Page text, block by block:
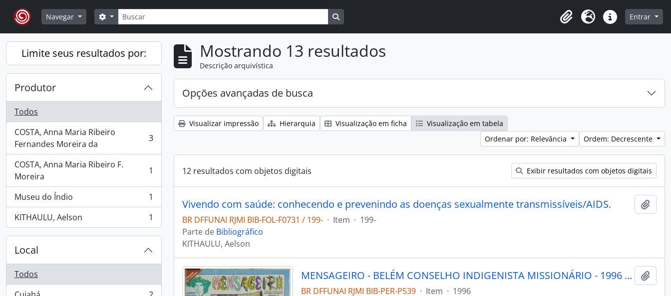
Skip to main content
Navegar
Buscar
Opções de busca
Área de Transferência
Idioma Atalhos Entrar
Limite seus resultados por:
Produtor
Todos
COSTA, Anna Maria Ribeiro
Fernandes Moreira da
, 3 resultados 3
COSTA, Anna Maria Ribeiro F.
Moreira
, 1 resultados 1
Museu do Índio
, 1 resultados
1
KITHAULU, Aelson
, 1 resultados 1
Local
Todos
Mostrando 13 resultados
Descrição arquivística
Opções avançadas de busca
Visualizar impressão Hierarquia Visualização em ficha
Visualização em tabela
Ordenar por: Relevância
Ordem: Decrescente
12 resultados com objetos digitais Exibir resultados com objetos digitais
Vivendo com saúde: conhecendo e prevenindo as doenças sexualmente transmissíveis/AIDS.
BR DFFUNAI RJMI BIB-FOL-F0731 / 199- · Item · 199-
Parte de Bibliográfico
KITHAULU, Aelson
MENSAGEIRO - BELÉM CONSELHO INDIGENISTA MISSIONÁRIO - 1996 - Nº101
BR DFFUNAI RJMI BIB-PER-P539 · Item · 1996